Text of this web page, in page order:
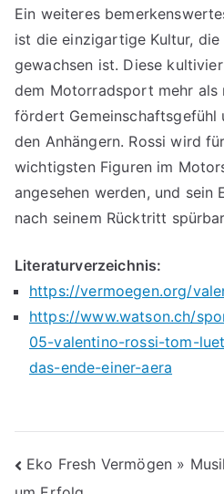
Ein weiteres
ist die einzigartige Kultur, die
gewachsen ist. Diese
dem Motorradsport mehr als
fördert Gemeinschaftsgefühl
den Anhängern. Rossi wird
wichtigsten Figuren im
angesehen werden, und sein
nach seinem Rücktritt
Literaturverzeichnis:
https://vermoegen.org/
https://www.watson.ch/
05-valentino-rossi-tom-
das-ende-einer-aera
Eko Fresh Vermögen »